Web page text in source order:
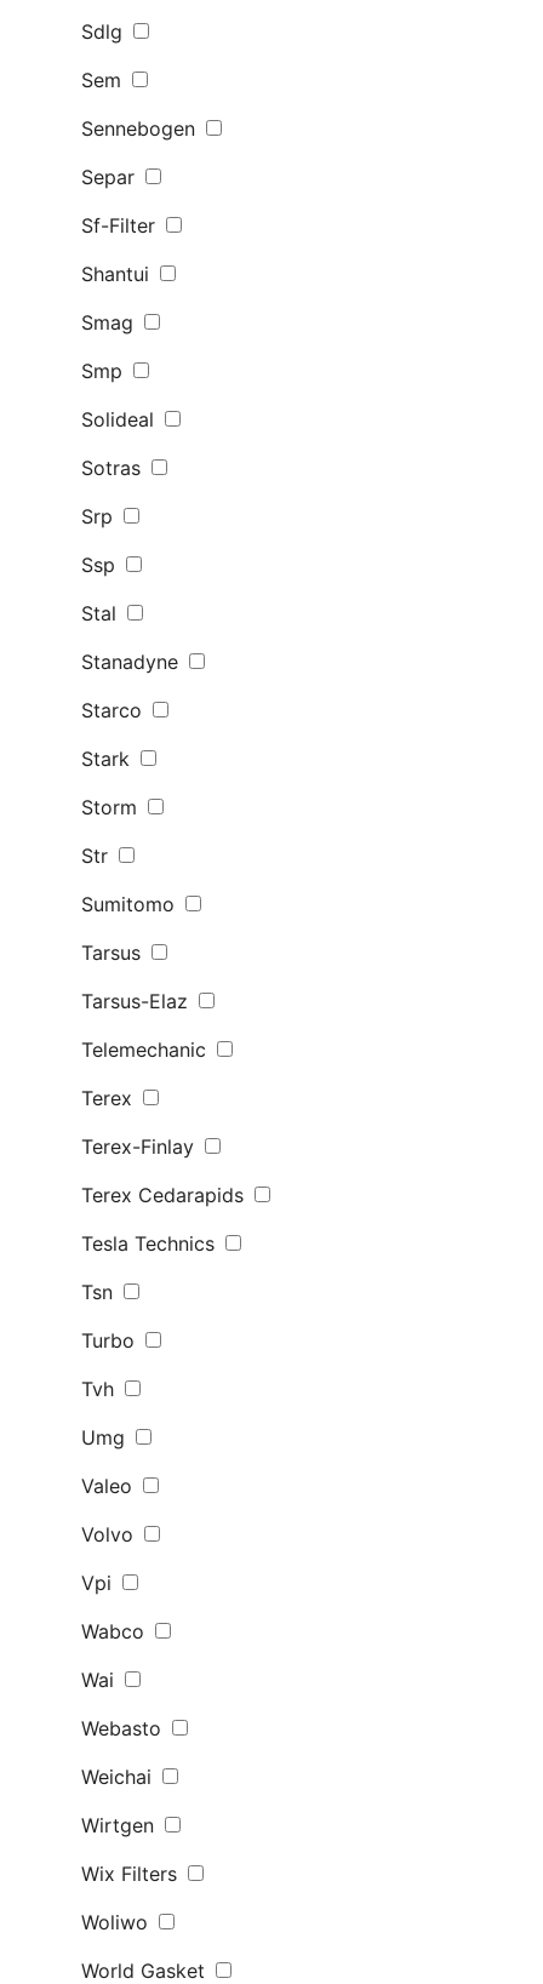
Sdlg
Sem
Sennebogen
Separ
Sf-Filter
Shantui
Smag
Smp
Solideal
Sotras
Srp
Ssp
Stal
Stanadyne
Starco
Stark
Storm
Str
Sumitomo
Tarsus
Tarsus-Elaz
Telemechanic
Terex
Terex-Finlay
Terex Сedarapids
Tesla Technics
Tsn
Turbo
Tvh
Umg
Valeo
Volvo
Vpi
Wabco
Wai
Webasto
Weichai
Wirtgen
Wix Filters
Woliwo
World Gasket